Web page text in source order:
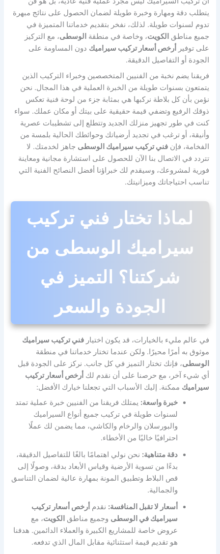
يتطلب دقة ومهارة وخبرة طويلة لضمان الحصول على نتائج مبهرة
تدوم لسنوات طويلة. لذلك، نفخر بتقديم خدماتنا المتميزة في
جميع مناطق الكويت، وخاصة في منطقة الوسطى، مع التركيز
على توفير
أرخص أسعار تركيب سيراميك دون المساومة على
الجودة أو التفاصيل الدقيقة.
فريقنا يضم نخبة من الفنيين المتخصصين وخبراء التركيب الذين
يتمتعون بسنوات طويلة من الخبرة العملية في هذا المجال. نحن
نؤمن بأن كل بلاطة نركبها هي بمثابة جزء من لوحة فنية تعكس
ذوقك الرفيع وتضفي قيمة حقيقية على بيتك أو مكان عملك. سواء
كنت في طور تجهيز منزلك الجديد وتتطلع إلى تشطيبات عصرية
وأنيقة، أو ترغب في تجديد أرضياتك وحوائطك الحالية بلمسة من
الفخامة، فإنفني تركيب سيراميك الوسطى جاهز لخدمتك. لا
تتردد في الاتصال بنا الآن للحصول على استشارة مجانية ومعاينة
فورية لمشروعك، وسيقدم لك خبراؤنا أفضل النصائح الفنية التي
تناسب احتياجاتك وميزانيتك.
لماذا تختار فني تركيب
سيراميك الوسطى من
شركتنا؟ التميز في
الجودة والسعر
في عالم مليء بالخيارات، قد يكون اختيارفني تركيب سيراميك
موثوق به أمرًا محيرًا. ولكن عندما تختار خدماتنا في منطقة
الوسطى، فإنك تختار التميز في كل جانب. نركز على الجودة قبل
أي شيء آخر، مع حرصنا على أن نقدم لك أرخص أسعار تركيب
سيراميك ممكنة. إليك الأسباب التي تجعلنا خيارك الأفضل:
خبرة واسعة: يمتلك فريقنا من الفنيين خبرة عملية تمتد
لسنوات طويلة في تركيب جميع أنواع السيراميك
والبورسلان والرخام والكاشي، مما يضمن لك عملًا
احترافيًا خاليًا من الأخطاء.
دقة متناهية: نحن نولي اهتمامًا بالغًا للتفاصيل الدقيقة،
بدءًا من تسوية الأرضية وقياس الأبعاد بدقة، وصولًا إلى
قص البلاط وتطبيق المونة بمهارة عالية لضمان التناسق
والجمالية.
أسعار لا تقبل المنافسة: نقدم أرخص أسعار تركيب
سيراميك في الوسطى وجميع مناطق الكويت، مع
عروض خاصة للمشاريع الكبيرة والعملاء الدائمين. هدفنا
هو تقديم قيمة استثنائية مقابل المال الذي تدفعه.